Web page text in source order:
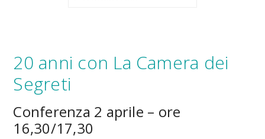
20 anni con La Camera dei
Segreti
Conferenza 2 aprile – ore
16,30/17,30